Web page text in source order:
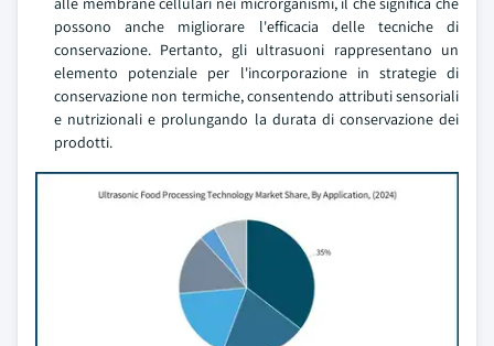
possono anche migliorare l'efficacia delle tecniche di
conservazione. Pertanto, gli ultrasuoni rappresentano un
elemento potenziale per l'incorporazione in strategie di
conservazione non termiche, consentendo attributi sensoriali
e nutrizionali e prolungando la durata di conservazione dei
prodotti.